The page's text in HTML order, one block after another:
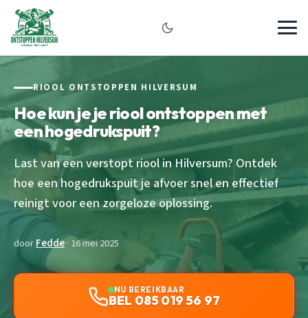
RIOOL ONTSTOPPEN HILVERSUM
Hoe kun je je riool ontstoppen met
een hogedrukspuit?
Last van een verstopt riool in Hilversum? Ontdek
hoe een hogedrukspuit je afvoer snel en effectief
reinigt voor een zorgeloze oplossing.
doorFedde· 16 mei 2025
NU BEREIKBAAR
BEL 085 019 56 97